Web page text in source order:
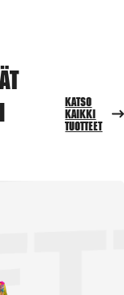
Katso
kaikki
tuotteet